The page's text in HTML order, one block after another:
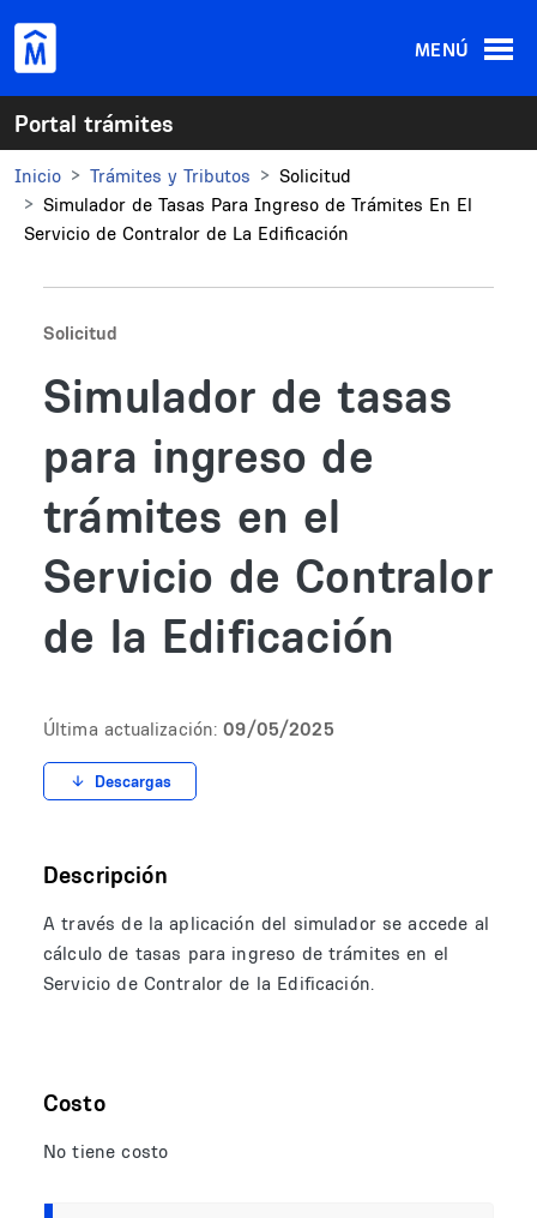
MENÚ
Portal trámites
Inicio Trámites y Tributos
Solicitud
Simulador de Tasas Para Ingreso de Trámites En El
Servicio de Contralor de La Edificación
Solicitud
Simulador de tasas
para ingreso de
trámites en el
Servicio de Contralor
de la Edificación
Última actualización: 09/05/2025
Descargas
Descripción
A través de la aplicación del simulador se accede al
cálculo de tasas para ingreso de trámites en el
Servicio de Contralor de la Edificación.
Costo
No tiene costo